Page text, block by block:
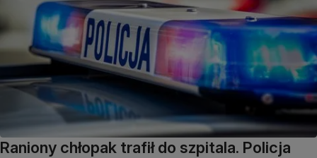
Raniony chłopak trafił do szpitala. Policja